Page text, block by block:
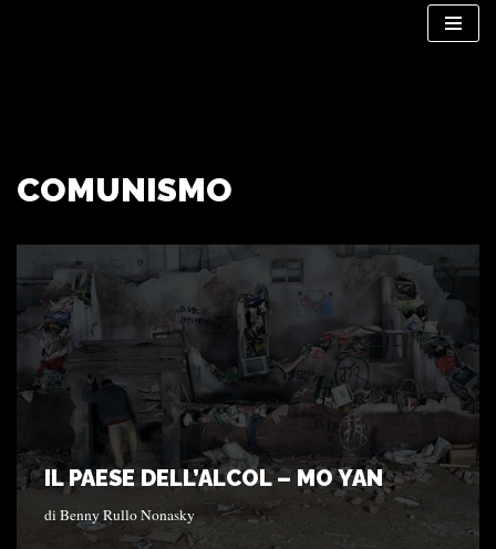
COMUNISMO
IL PAESE DELL’ALCOL – MO YAN
di Benny Rullo Nonasky